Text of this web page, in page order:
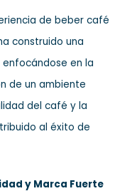
de beber café
construido una
en la
de un ambiente
del café y la
al éxito de
y Marca Fuerte